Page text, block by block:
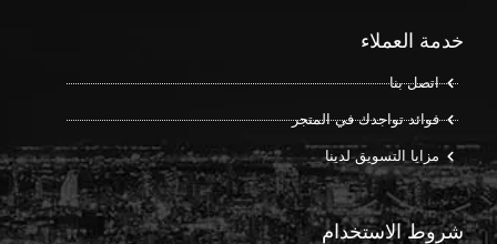
خدمة العملاء
اتصل بنا
فوائد تواجدك في المتجر
مزايا التسويق لدينا
شروط الاستخدام